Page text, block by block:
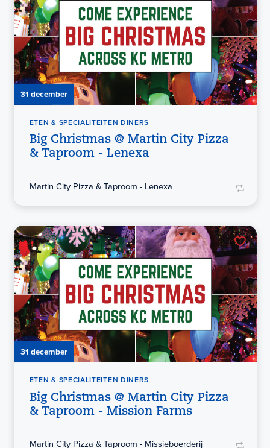
31 december
ETEN & SPECIALITEITEN DINERS
Big Christmas @ Martin City Pizza
& Taproom - Lenexa
Martin City Pizza & Taproom - Lenexa
31 december
ETEN & SPECIALITEITEN DINERS
Big Christmas @ Martin City Pizza
& Taproom - Mission Farms
Martin City Pizza & Taproom - Missieboerderij